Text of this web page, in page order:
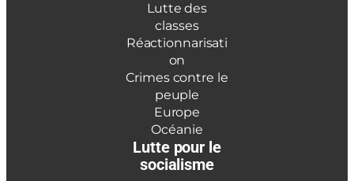
Lutte des
classes
Réactionnarisati
on
Crimes contre le
peuple
Europe
Océanie
Lutte pour le
socialisme